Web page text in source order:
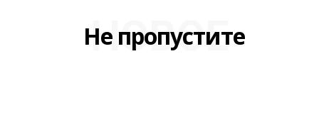
Не пропустите
НОВОЕ